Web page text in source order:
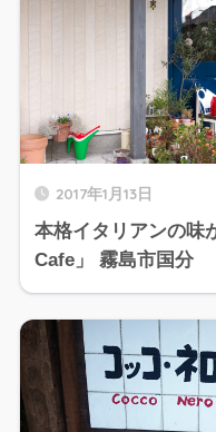
2017年1月13日
本格イタリアンの味
Cafe」 霧島市国分